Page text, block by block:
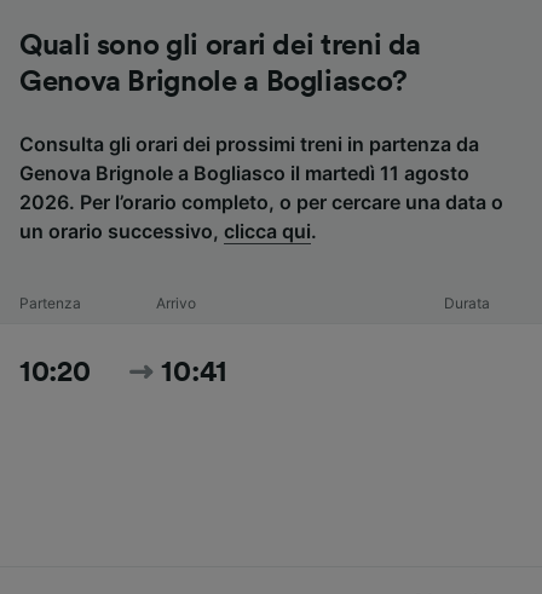
Quali sono gli orari dei treni da
Genova Brignole a Bogliasco?
Consulta gli orari dei prossimi treni in partenza da
Genova Brignole a Bogliasco il martedì 11 agosto
2026. Per l’orario completo, o per cercare una data o
un orario successivo, clicca qui.
Partenza Arrivo Durata
10:20 10:41